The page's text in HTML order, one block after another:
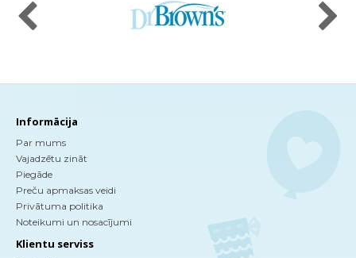
Informācija
Par mums
Vajadzētu zināt
Piegāde
Preču apmaksas veidi
Privātuma politika
Noteikumi un nosacījumi
Klientu serviss